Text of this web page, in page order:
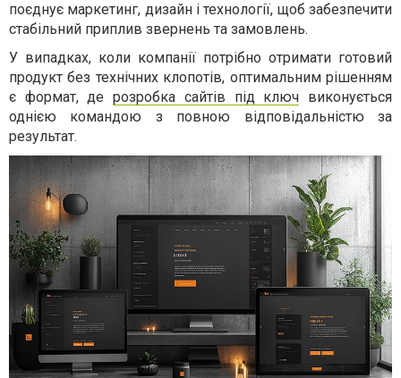
поєднує маркетинг, дизайн і технології, щоб забезпечити
стабільний приплив звернень та замовлень.
У випадках, коли компанії потрібно отримати готовий
продукт без технічних клопотів, оптимальним рішенням
є формат, дерозробка сайтів під ключ виконується
однією командою з повною відповідальністю за
результат.